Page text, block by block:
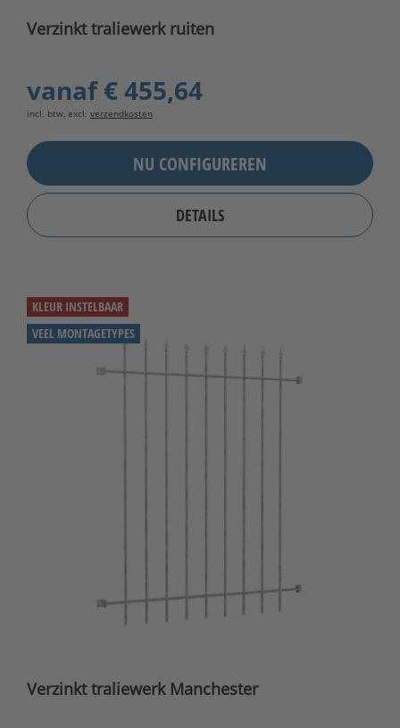
Verzinkt traliewerk ruiten
vanaf€ 455,64
incl. btw, excl. verzendkosten
NU CONFIGUREREN
DETAILS
KLEUR INSTELBAAR
VEEL MONTAGETYPES
Verzinkt traliewerk Manchester